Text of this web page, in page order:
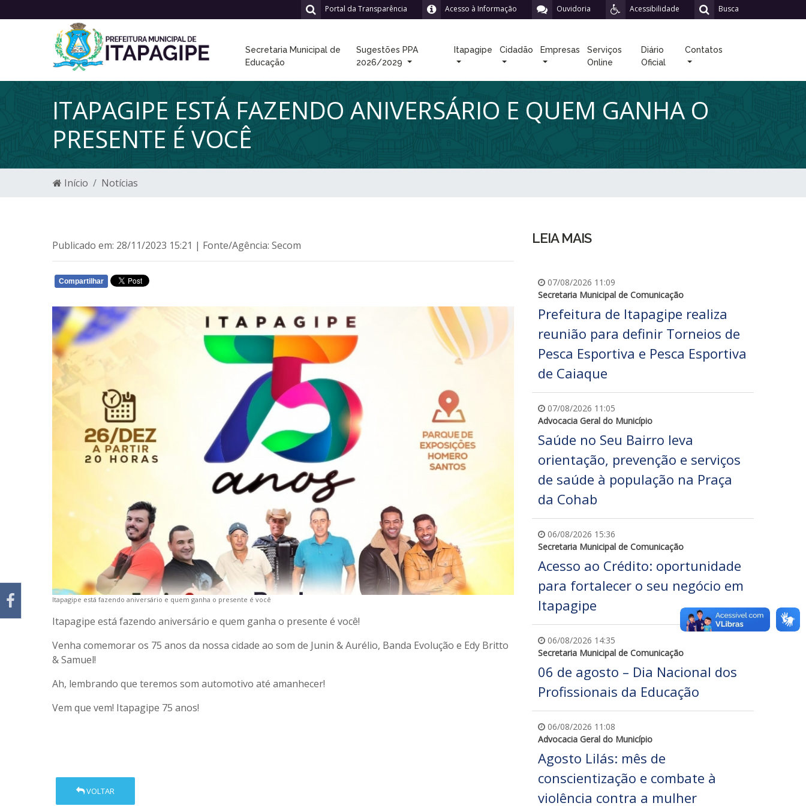
Busca
Acessibilidade
Ouvidoria
Acesso à Informação
Portal da Transparência
Secretaria Municipal de
Educação
Sugestões PPA
2026/2029
Itapagipe Cidadão Empresas
Serviços
Online
Diário
Oficial
Contatos
ITAPAGIPE ESTÁ FAZENDO ANIVERSÁRIO E QUEM GANHA O
PRESENTE É VOCÊ
Início Notícias
Publicado em: 28/11/2023 15:21 | Fonte/Agência: Secom
Compartilhar
Itapagipe está fazendo aniversário e quem ganha o presente é você
Itapagipe está fazendo aniversário e quem ganha o presente é você!
Venha comemorar os 75 anos da nossa cidade ao som de Junin & Aurélio, Banda Evolução e Edy Britto
& Samuel!
Ah, lembrando que teremos som automotivo até amanhecer!
Vem que vem! Itapagipe 75 anos!
VOLTAR
LEIA MAIS
07/08/2026 11:09
Secretaria Municipal de Comunicação
Prefeitura de Itapagipe realiza
reunião para definir Torneios de
Pesca Esportiva e Pesca Esportiva
de Caiaque
07/08/2026 11:05
Advocacia Geral do Município
Saúde no Seu Bairro leva
orientação, prevenção e serviços
de saúde à população na Praça
da Cohab
06/08/2026 15:36
Secretaria Municipal de Comunicação
Acesso ao Crédito: oportunidade
para fortalecer o seu negócio em
Itapagipe
06/08/2026 14:35
Secretaria Municipal de Comunicação
06 de agosto – Dia Nacional dos
Profissionais da Educação
06/08/2026 11:08
Advocacia Geral do Município
Agosto Lilás: mês de
conscientização e combate à
violência contra a mulher